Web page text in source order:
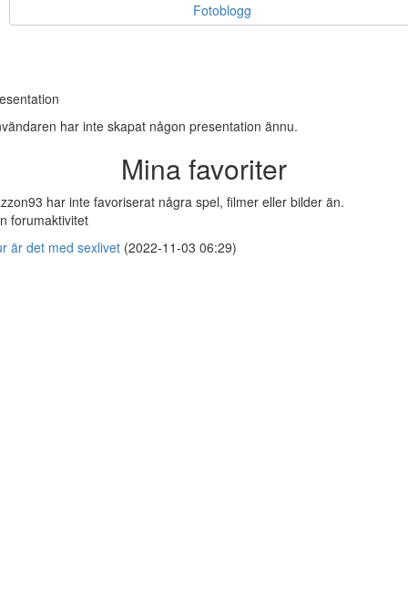
Fotoblogg
har inte skapat någon presentation ännu.
Mina favoriter
har inte favoriserat några spel, filmer eller bilder än.
forumaktivitet
är det med sexlivet (2022-11-03 06:29)